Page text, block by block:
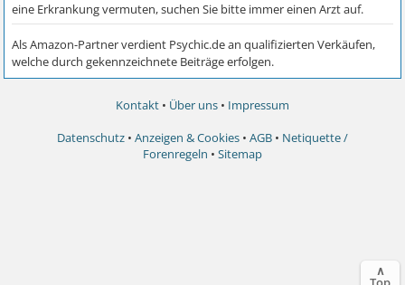
Kontakt • Über uns • Impressum
Datenschutz • Anzeigen & Cookies • AGB • Netiquette /
Forenregeln • Sitemap
∧